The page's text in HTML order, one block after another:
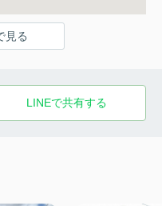
見る
LINEで共有する